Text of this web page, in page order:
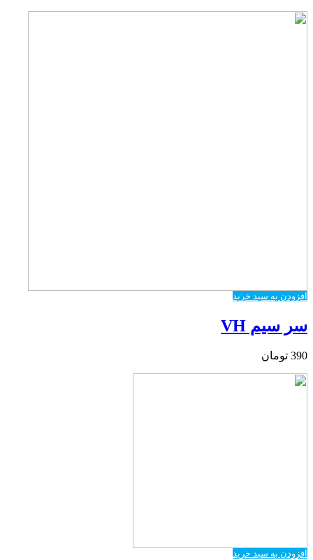
افزودن به سبد خرید
سر سیم VH
390 تومان
افزودن به سبد خرید